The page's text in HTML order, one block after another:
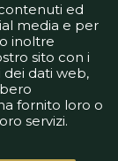
ed
media e per
inoltre
sito con i
dei dati web,
fornito loro o
servizi.